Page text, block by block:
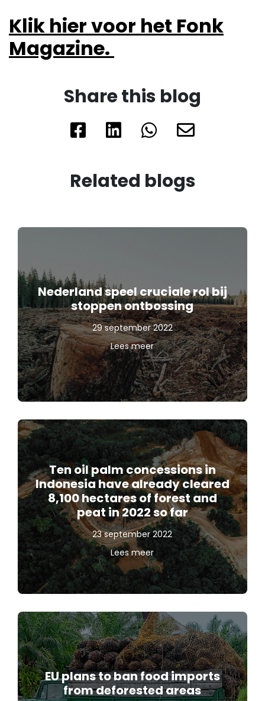
Klik hier voor het Fonk
Magazine.
Share this blog
Related blogs
Nederland speel cruciale rol bij
stoppen ontbossing
29 september 2022
Lees meer
Ten oil palm concessions in
Indonesia have already cleared
8,100 hectares of forest and
peat in 2022 so far
23 september 2022
Lees meer
EU plans to ban food imports
from deforested areas